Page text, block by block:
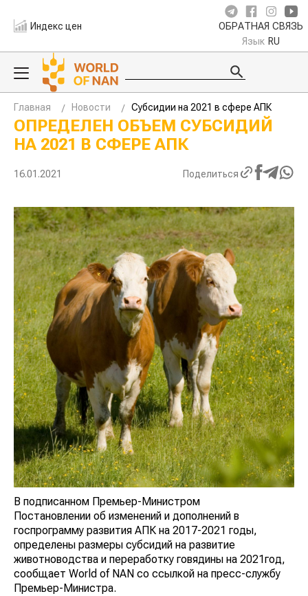
Индекс цен ОБРАТНАЯ СВЯЗЬ
Язык RU
Главная Новости Субсидии на 2021 в сфере АПК
ОПРЕДЕЛЕН ОБЪЕМ СУБСИДИЙ
НА 2021 В СФЕРЕ АПК
16.01.2021 Поделиться
В подписанном Премьер-Министром
Постановлении об изменений и дополнений в
госпрограмму развития АПК на 2017-2021 годы,
определены размеры субсидий на развитие
животноводства и переработку говядины на 2021год,
сообщает World of NAN со ссылкой на пресс-службу
Премьер-Министра.